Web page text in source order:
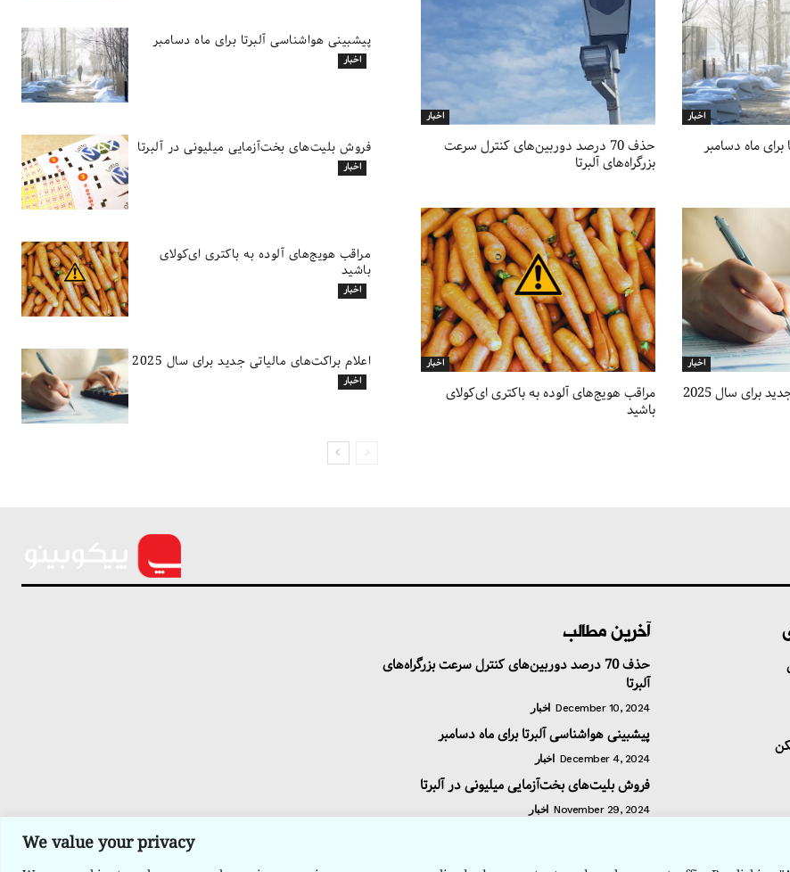
We value your privacy
پیشبینی هواشناسی آلبرتا برای ماه دسامبر
اخبار
فروش بلیت‌های بخت‌آزمایی میلیونی در آلبرتا
اخبار
مراقب هویج‌های آلوده به باکتری ای‌کولای
باشید
اخبار
اعلام براکت‌های مالیاتی جدید برای سال 2025
اخبار
اخبار
حذف 70 درصد دوربین‌های کنترل سرعت
بزرگراه‌های آلبرتا
اخبار
ماه دسامبر
اخبار
مراقب هویج‌های آلوده به باکتری ای‌کولای
باشید
اخبار
برای سال 2025
آخرین مطالب
حذف 70 درصد دوربین‌های کنترل سرعت بزرگراه‌های
آلبرتا
اخبار December 10, 2024
پیشبینی هواشناسی آلبرتا برای ماه دسامبر
اخبار December 4, 2024
فروش بلیت‌های بخت‌آزمایی میلیونی در آلبرتا
اخبار November 29, 2024